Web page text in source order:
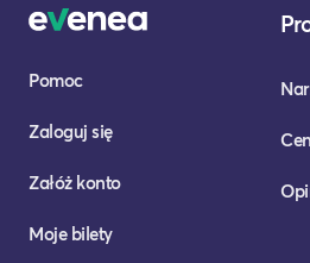
Pomoc
Zaloguj się
Załóż konto
Moje bilety